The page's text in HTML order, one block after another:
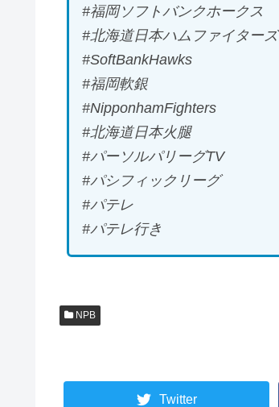
#福岡ソフトバンクホークス
#北海道日本ハムファイターズ
#SoftBankHawks
#福岡軟銀
#NipponhamFighters
#北海道日本火腿
#パーソルパリーグTV
#パシフィックリーグ
#パテレ
#パテレ行き
NPB
Twitter